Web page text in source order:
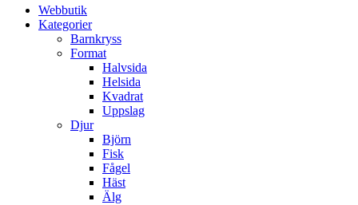
Webbutik
Kategorier
Barnkryss
Format
Halvsida
Helsida
Kvadrat
Uppslag
Djur
Björn
Fisk
Fågel
Häst
Älg